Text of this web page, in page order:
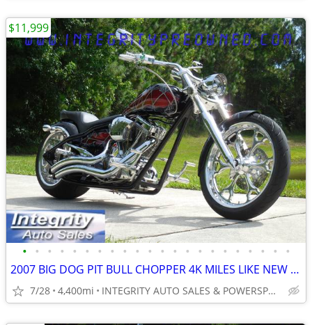
• • • • • • • • • • • • • • • • • • • • • •
2007 BIG DOG PIT BULL CHOPPER 4K MILES LIKE NEW CONDITION NO BS FEES
7/28 4,400mi INTEGRITY AUTO SALES & POWERSPORTS
$11,999